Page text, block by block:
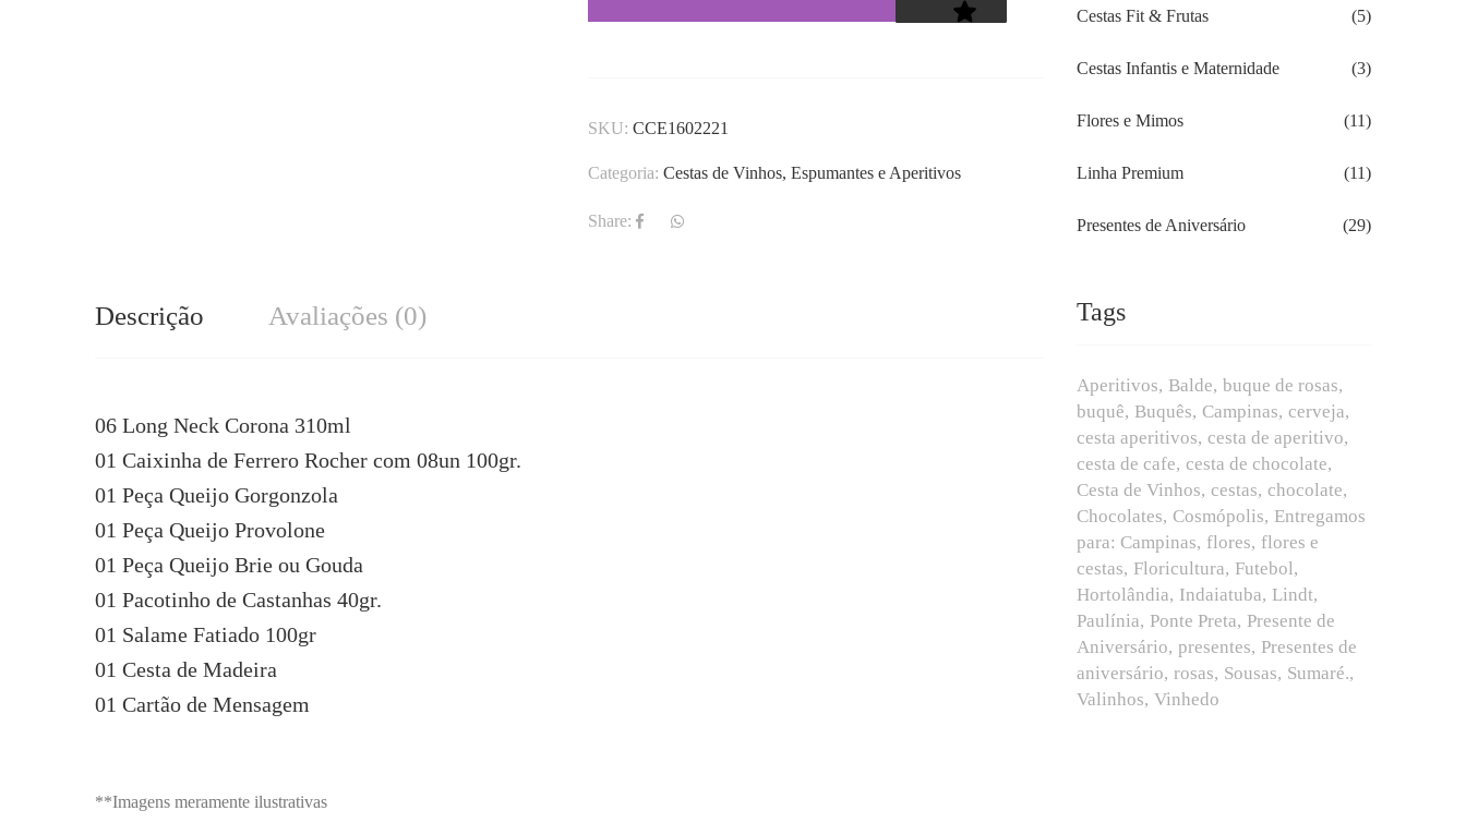
SKU:CCE1602221
Categoria:Cestas de Vinhos, Espumantes e Aperitivos
Share:
Descrição Avaliações (0)
06 Long Neck Corona 310ml
01 Caixinha de Ferrero Rocher com 08un 100gr.
01 Peça Queijo Gorgonzola
01 Peça Queijo Provolone
01 Peça Queijo Brie ou Gouda
01 Pacotinho de Castanhas 40gr.
01 Salame Fatiado 100gr
01 Cesta de Madeira
01 Cartão de Mensagem
**Imagens meramente ilustrativas
Cestas Fit & Frutas (5)
Cestas Infantis e Maternidade (3)
Flores e Mimos (11)
Linha Premium (11)
Presentes de Aniversário (29)
Tags
Aperitivos Balde buque de rosas
buquê Buquês Campinas cerveja
cesta aperitivos cesta de aperitivo
cesta de cafe cesta de chocolate
Cesta de Vinhos cestas chocolate
Chocolates Cosmópolis Entregamos
para: Campinas flores flores e
cestas Floricultura Futebol
Hortolândia Indaiatuba Lindt
Paulínia Ponte Preta Presente de
Aniversário presentes Presentes de
aniversário rosas Sousas Sumaré.
Valinhos Vinhedo